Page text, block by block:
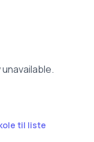
til liste